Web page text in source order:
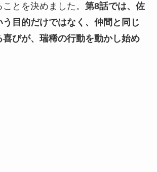
とを決めました。 第8話では、佐
目的だけではなく、仲間と同じ
びが、瑞稀の行動を動かし始め